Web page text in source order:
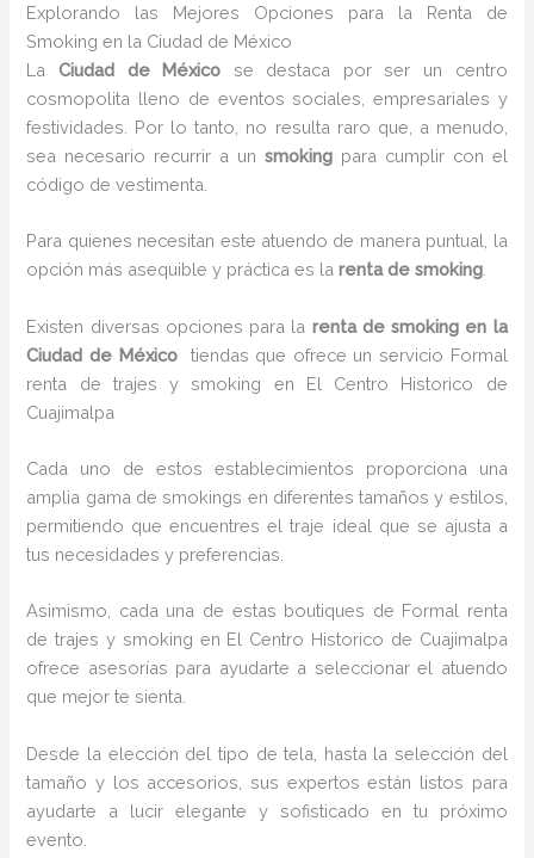
Explorando las Mejores Opciones para la Renta de
Smoking en la Ciudad de México
LaCiudad de México se destaca por ser un centro
cosmopolita lleno de eventos sociales, empresariales y
festividades. Por lo tanto, no resulta raro que, a menudo,
sea necesario recurrir a un smokingpara cumplir con el
código de vestimenta.
Para quienes necesitan este atuendo de manera puntual, la
opción más asequible y práctica es larenta de smoking
Existen diversas opciones para la renta de smoking en la
Ciudad de México
tiendas que ofrece un servicio Formal
renta de trajes y smoking en El Centro Historico de
Cuajimalpa
Cada uno de estos establecimientos proporciona una
amplia gama de smokings en diferentes tamaños y estilos,
permitiendo que encuentres el traje ideal que se ajusta a
tus necesidades y preferencias.
Asimismo, cada una de estas boutiques de Formal renta
de trajes y smoking en El Centro Historico de Cuajimalpa
ofrece asesorías para ayudarte a seleccionar el atuendo
que mejor te sienta.
Desde la elección del tipo de tela, hasta la selección del
tamaño y los accesorios, sus expertos están listos para
ayudarte a lucir elegante y sofisticado en tu próximo
evento.